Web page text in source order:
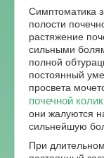
Симптоматика
полости
растяжение
сильными
полной
постоянный
просвета
почечной
они жалуются
сильнейшую
При